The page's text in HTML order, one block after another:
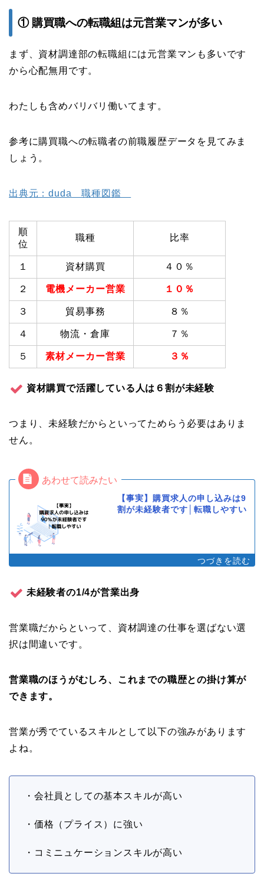
① 購買職への転職組は元営業マンが多い
まず、資材調達部の転職組には元営業マンも多いです
から心配無用です。
わたしも含めバリバリ働いてます。
参考に購買職への転職者の前職履歴データを見てみま
しょう。
出典元：duda 職種図鑑
順
位
職種 比率
１ 資材購買 ４０％
２ 電機メーカー営業 １０％
３ 貿易事務 ８％
４ 物流・倉庫 ７％
５ 素材メーカー営業 ３％
資材購買で活躍している人は６割が未経験
つまり、未経験だからといってためらう必要はありま
せん。
【事実】購買求人の申し込みは9
割が未経験者です│転職しやすい
未経験者の1/4が営業出身
営業職だからといって、資材調達の仕事を選ばない選
択は間違いです。
営業職のほうがむしろ、これまでの職歴との掛け算が
できます。
営業が秀でているスキルとして以下の強みがあります
よね。
・会社員としての基本スキルが高い
・価格（プライス）に強い
・コミニュケーションスキルが高い